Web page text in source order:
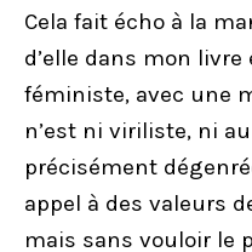
Cela fait écho à la
d’elle dans mon
féministe, avec une
n’est ni viriliste, ni
précisément
appel à des valeurs
mais sans vouloir le